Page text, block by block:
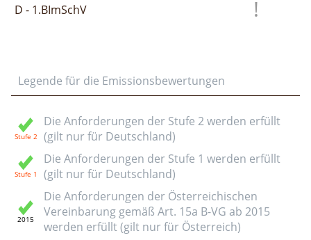
D - 1.BImSchV
Legende für die Emissionsbewertungen
Die Anforderungen der Stufe 2 werden erfüllt
(gilt nur für Deutschland)
Die Anforderungen der Stufe 1 werden erfüllt
(gilt nur für Deutschland)
Die Anforderungen der Österreichischen
Vereinbarung gemäß Art. 15a B-VG ab 2015
werden erfüllt (gilt nur für Österreich)